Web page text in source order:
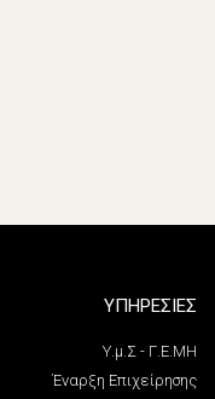
ΥΠΗΡΕΣΙΕΣ
Υ.μ.Σ - Γ.Ε.ΜΗ
Έναρξη Επιχείρησης